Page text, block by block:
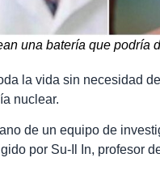
una batería que podría
la vida sin necesidad
nuclear.
de un equipo de
por Su-Il In, profesor